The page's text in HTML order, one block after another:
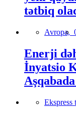
tətbiq
Avropa,
Enerji
İnyatsio
Ekspress